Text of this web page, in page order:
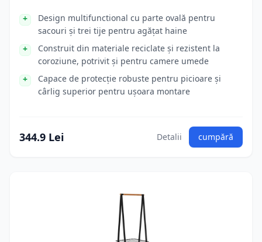
Design multifunctional cu parte ovală pentru
sacouri și trei tije pentru agățat haine
Construit din materiale reciclate și rezistent la
coroziune, potrivit și pentru camere umede
Capace de protecție robuste pentru picioare și
cârlig superior pentru ușoara montare
344.9 Lei Detalii cumpără